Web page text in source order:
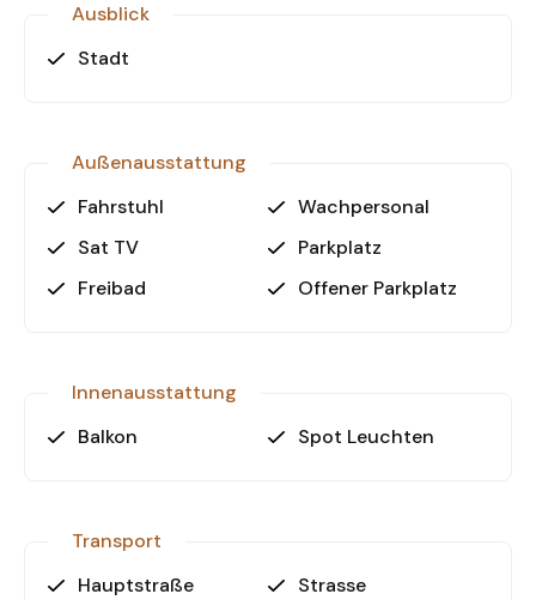
Ausblick
Stadt
Außenausstattung
Fahrstuhl
Wachpersonal
Sat TV
Parkplatz
Freibad
Offener Parkplatz
Innenausstattung
Balkon
Spot Leuchten
Transport
Hauptstraße
Strasse